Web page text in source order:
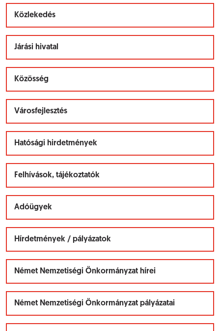
Közlekedés
Járási hivatal
Közösség
Városfejlesztés
Hatósági hirdetmények
Felhívások, tájékoztatók
Adóügyek
Hírdetmények / pályázatok
Német Nemzetiségi Önkormányzat hírei
Német Nemzetiségi Önkormányzat pályázatai